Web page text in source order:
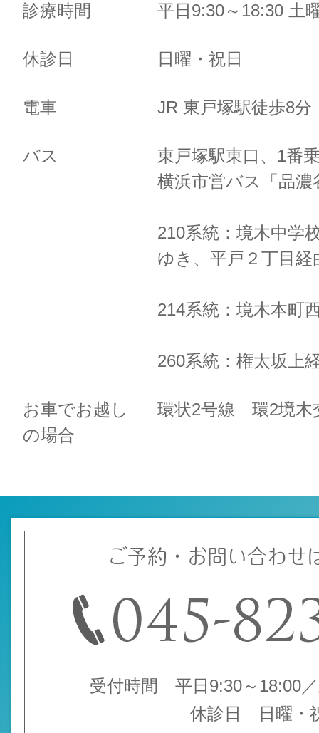
診療時間 平日9:30～18:30 土
休診日 日曜・祝日
電車 JR 東戸塚駅徒歩8
バス
東戸塚駅東口、1番
横浜市営バス「品
210系統：境木中学
ゆき、 平戸２丁目経
214系統：境木本町
260系統：権太坂上
お車でお越し
の場合
環状2号線 環2境木
ご予約・お問い合わせ
受付時間 平日9:30～18:00
休診日 日曜・